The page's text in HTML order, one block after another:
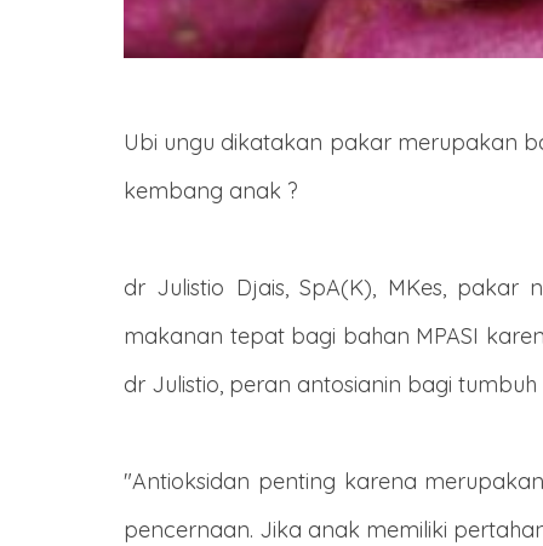
Ubi ungu dikatakan pakar merupakan
kembang anak ?
dr Julistio Djais, SpA(K), MKes,
makanan tepat bagi bahan MPASI
dr Julistio, peran antosianin bagi
"Antioksidan penting karena
pencernaan. Jika anak memiliki